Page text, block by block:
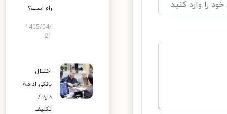
راه است؟
1405/04/
اختلال
بانکی ادامه
دارد /
تکلیف